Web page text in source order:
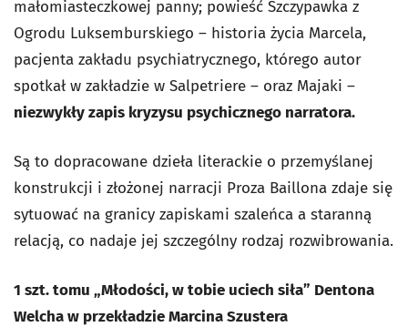
małomiasteczkowej panny; powieść Szczypawka z
Ogrodu Luksemburskiego – historia życia Marcela,
pacjenta zakładu psychiatrycznego, którego autor
spotkał w zakładzie w Salpetriere – oraz Majaki –
niezwykły zapis kryzysu psychicznego narratora.
Są to dopracowane dzieła literackie o przemyślanej
konstrukcji i złożonej narracji Proza Baillona zdaje się
sytuować na granicy zapiskami szaleńca a staranną
relacją, co nadaje jej szczególny rodzaj rozwibrowania.
1 szt. tomu „Młodości, w tobie uciech siła” Dentona
Welcha w przekładzie Marcina Szustera